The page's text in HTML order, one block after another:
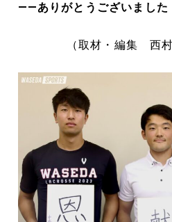
――ありがとうございました
（取材・編集 西